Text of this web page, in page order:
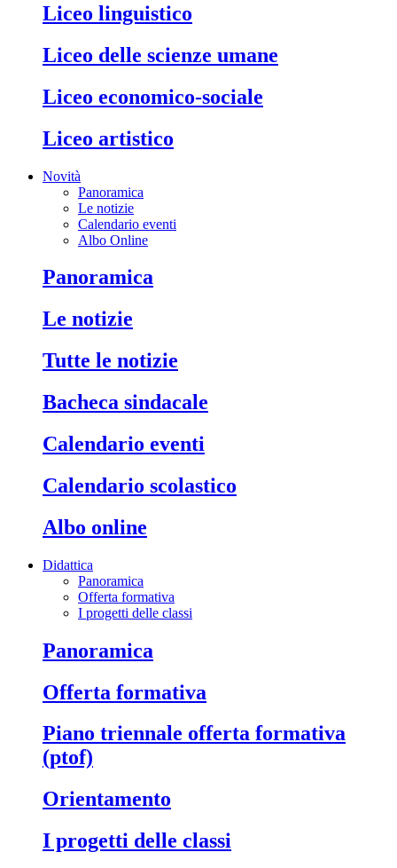
liceo linguistico
liceo delle scienze umane
liceo economico-sociale
liceo artistico
Novità
Panoramica
Le notizie
Calendario eventi
Albo Online
panoramica
le notizie
tutte le notizie
bacheca sindacale
calendario eventi
calendario scolastico
albo online
Didattica
Panoramica
Offerta formativa
I progetti delle classi
panoramica
offerta formativa
piano triennale offerta formativa
(ptof)
orientamento
i progetti delle classi